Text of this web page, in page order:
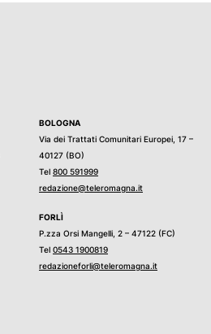
BOLOGNA
Via dei Trattati Comunitari Europei, 17 –
40127 (BO)
Tel 800 591999
redazione@teleromagna.it
FORLÌ
P.zza Orsi Mangelli, 2 – 47122 (FC)
Tel 0543 1900819
redazioneforli@teleromagna.it